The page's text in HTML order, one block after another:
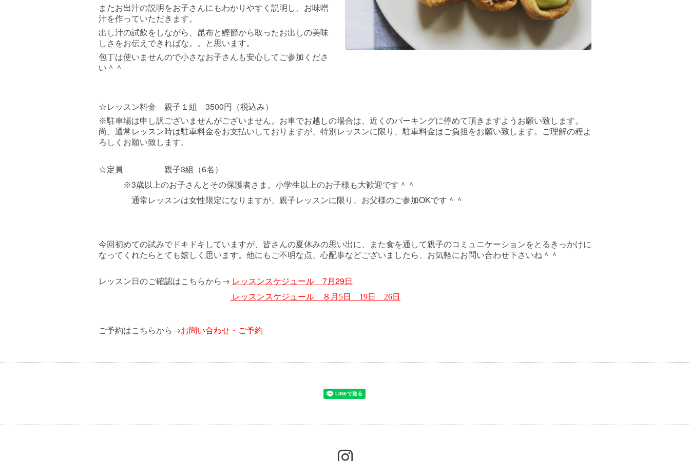
またお出汁の説明をお子さんにもわかりやすく説明し、お味噌
汁を作っていただきます。
出し汁の試飲をしながら、昆布と鰹節から取ったお出しの美味
しさをお伝えできればな。。と思います。
包丁は使いませんので小さなお子さんも安心してご参加くださ
い＾＾
☆レッスン料金 親子１組 3500円（税込み）
※駐車場は申し訳ございませんがございません。お車でお越しの場合は、近くのパーキングに停めて頂きますようお願い致します。
尚、通常レッスン時は駐車料金をお支払いしておりますが、特別レッスンに限り、駐車料金はご負担をお願い致します。ご理解の程よ
ろしくお願い致します。
☆定員 親子3組（6名）
※3歳以上のお子さんとその保護者さま。小学生以上のお子様も大歓迎です＾＾
通常レッスンは女性限定になりますが、親子レッスンに限り、お父様のご参加OKです＾＾
今回初めての試みでドキドキしていますが、皆さんの夏休みの思い出に、また食を通して親子のコミュニケーションをとるきっかけに
なってくれたらとても嬉しく思います。他にもご不明な点、心配事などございましたら、お気軽にお問い合わせ下さいね＾＾
レッスン日のご確認はこちらから → レッスンスケジュール 7月29日
レッスンスケジュール ８月5日 19日 26日
ご予約はこちらから →お問い合わせ・ご予約